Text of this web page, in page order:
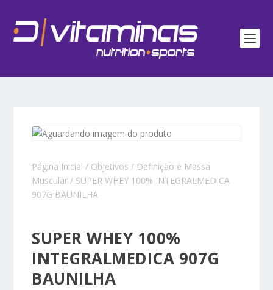
Página Inicial / Objetivos / Definição e Massa
Muscular / SUPER WHEY 100% INTEGRALMEDICA
907G BAUNILHA
SUPER WHEY 100%
INTEGRALMEDICA 907G
BAUNILHA